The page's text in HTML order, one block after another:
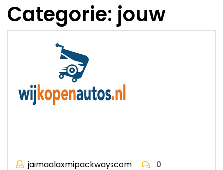
Categorie: jouw
jaimaalaxmipackwayscom
0